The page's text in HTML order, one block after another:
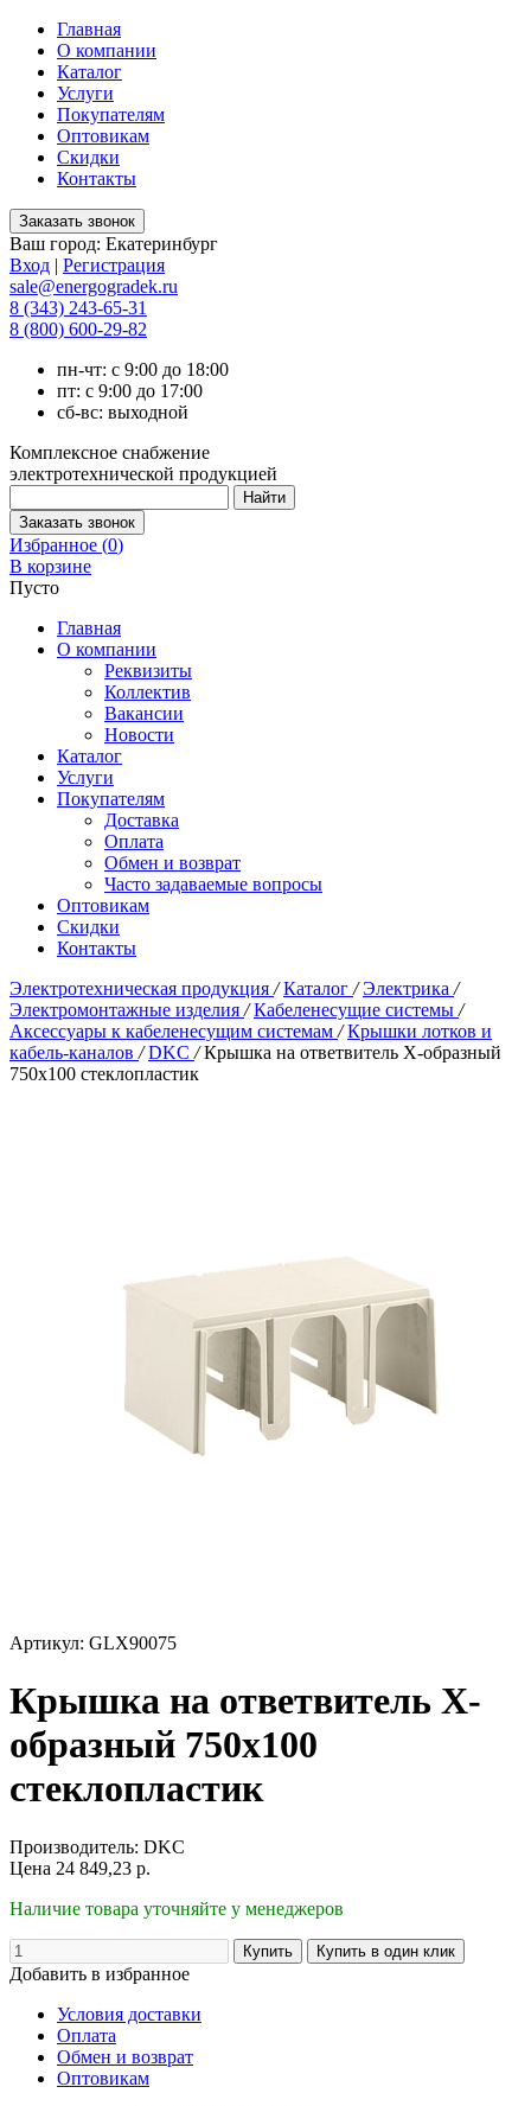
Главная
О компании
Каталог
Услуги
Покупателям
Оптовикам
Скидки
Контакты
Ваш город: Екатеринбург
Вход | Регистрация
sale@energogradek.ru
8 (343) 243-65-31
8 (800) 600-29-82
пн-чт: с 9:00 до 18:00
пт: с 9:00 до 17:00
сб-вс: выходной
Комплексное снабжение
электротехнической продукцией
Избранное (0)
В корзине
Пусто
Главная
О компании
Реквизиты
Коллектив
Вакансии
Новости
Каталог
Услуги
Покупателям
Доставка
Оплата
Обмен и возврат
Часто задаваемые вопросы
Оптовикам
Скидки
Контакты
Электротехническая продукция / Каталог / Электрика /
Электромонтажные изделия / Кабеленесущие системы /
Аксессуары к кабеленесущим системам / Крышки лотков и
кабель-каналов / DKC / Крышка на ответвитель Х-образный
750x100 стеклопластик
Артикул: GLX90075
Крышка на ответвитель Х-
образный 750x100
стеклопластик
Производитель: DKC
Цена 24 849,23 р.
Наличие товара уточняйте у менеджеров
Добавить в избранное
Условия доставки
Оплата
Обмен и возврат
Оптовикам